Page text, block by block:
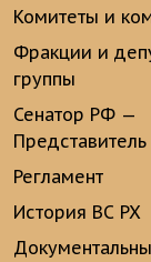
Комитеты и
Фракции и
группы
Сенатор РФ —
Регламент
История ВС РХ